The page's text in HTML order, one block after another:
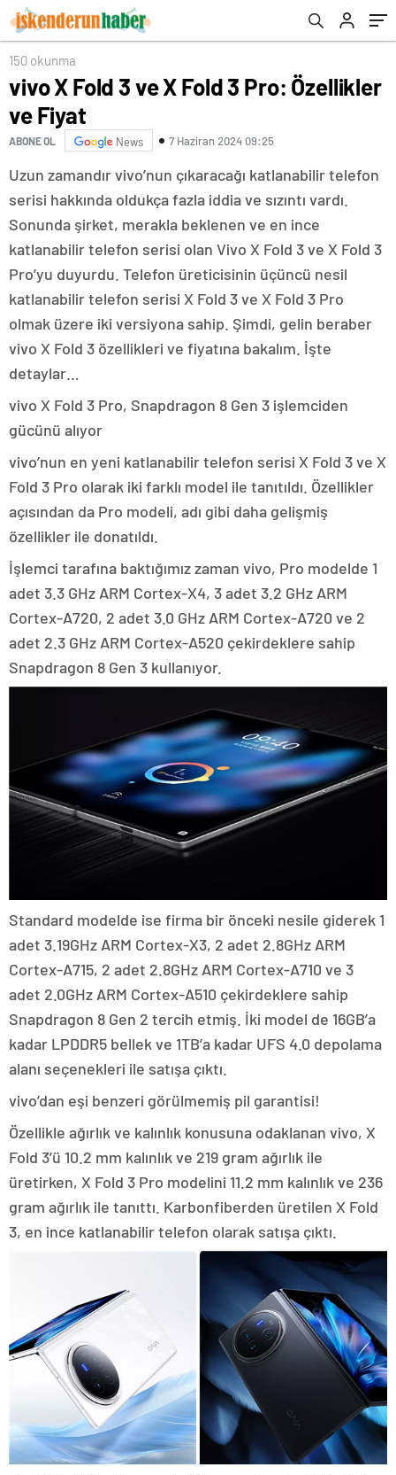
150 okunma
vivo X Fold 3 ve X Fold 3 Pro: Özellikler
ve Fiyat
ABONE OL News 7 Haziran 2024 09:25
Uzun zamandır vivo’nun çıkaracağı katlanabilir telefon
serisi hakkında oldukça fazla iddia ve sızıntı vardı.
Sonunda şirket, merakla beklenen ve en ince
katlanabilir telefon serisi olan Vivo X Fold 3 ve X Fold 3
Pro’yu duyurdu. Telefon üreticisinin üçüncü nesil
katlanabilir telefon serisi X Fold 3 ve X Fold 3 Pro
olmak üzere iki versiyona sahip. Şimdi, gelin beraber
vivo X Fold 3 özellikleri ve fiyatına bakalım. İşte
detaylar…
vivo X Fold 3 Pro, Snapdragon 8 Gen 3 işlemciden
gücünü alıyor
vivo’nun en yeni katlanabilir telefon serisi X Fold 3 ve X
Fold 3 Pro olarak iki farklı model ile tanıtıldı. Özellikler
açısından da Pro modeli, adı gibi daha gelişmiş
özellikler ile donatıldı.
İşlemci tarafına baktığımız zaman vivo, Pro modelde 1
adet 3.3 GHz ARM Cortex-X4, 3 adet 3.2 GHz ARM
Cortex-A720, 2 adet 3.0 GHz ARM Cortex-A720 ve 2
adet 2.3 GHz ARM Cortex-A520 çekirdeklere sahip
Snapdragon 8 Gen 3 kullanıyor.
Standard modelde ise firma bir önceki nesile giderek 1
adet 3.19GHz ARM Cortex-X3, 2 adet 2.8GHz ARM
Cortex-A715, 2 adet 2.8GHz ARM Cortex-A710 ve 3
adet 2.0GHz ARM Cortex-A510 çekirdeklere sahip
Snapdragon 8 Gen 2 tercih etmiş. İki model de 16GB’a
kadar LPDDR5 bellek ve 1TB’a kadar UFS 4.0 depolama
alanı seçenekleri ile satışa çıktı.
vivo’dan eşi benzeri görülmemiş pil garantisi!
Özellikle ağırlık ve kalınlık konusuna odaklanan vivo, X
Fold 3’ü 10.2 mm kalınlık ve 219 gram ağırlık ile
üretirken, X Fold 3 Pro modelini 11.2 mm kalınlık ve 236
gram ağırlık ile tanıttı. Karbonfiberden üretilen X Fold
3, en ince katlanabilir telefon olarak satışa çıktı.